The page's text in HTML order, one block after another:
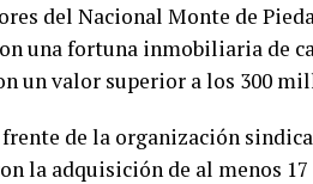
del Nacional Monte de
una fortuna inmobiliaria de
un valor superior a los 300
frente de la organización
la adquisición de al menos